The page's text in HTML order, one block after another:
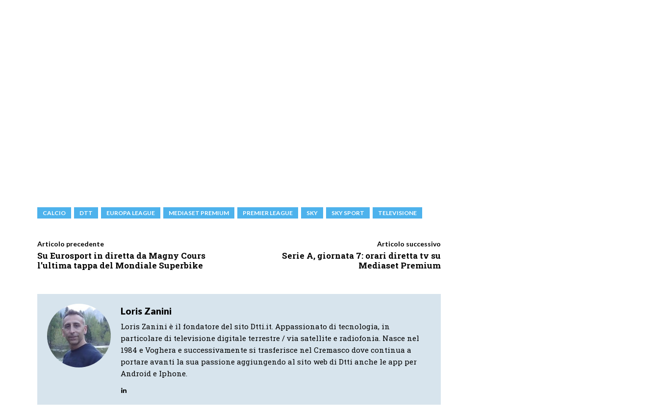
CALCIO DTT EUROPA LEAGUE MEDIASET PREMIUM PREMIER LEAGUE SKY SKY SPORT TELEVISIONE
Articolo precedente
Su Eurosport in diretta da Magny Cours
l’ultima tappa del Mondiale Superbike
Articolo successivo
Serie A, giornata 7: orari diretta tv su
Mediaset Premium
Loris Zanini
Loris Zanini è il fondatore del sito Dtti.it. Appassionato di tecnologia, in
particolare di televisione digitale terrestre / via satellite e radiofonia. Nasce nel
1984 e Voghera e successivamente si trasferisce nel Cremasco dove continua a
portare avanti la sua passione aggiungendo al sito web di Dtti anche le app per
Android e Iphone.